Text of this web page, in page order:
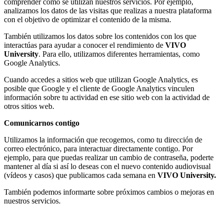
comprender cómo se utilizan nuestros servicios. Por ejemplo,
analizamos los datos de las visitas que realizas a nuestra plataforma
con el objetivo de optimizar el contenido de la misma.
También utilizamos los datos sobre los contenidos con los que
interactúas para ayudar a conocer el rendimiento de VIVO
University. Para ello, utilizamos diferentes herramientas, como
Google Analytics.
Cuando accedes a sitios web que utilizan Google Analytics, es
posible que Google y el cliente de Google Analytics vinculen
información sobre tu actividad en ese sitio web con la actividad de
otros sitios web.
Comunicarnos contigo
Utilizamos la información que recogemos, como tu dirección de
correo electrónico, para interactuar directamente contigo. Por
ejemplo, para que puedas realizar un cambio de contraseña, poderte
mantener al día si así lo deseas con el nuevo contenido audiovisual
(vídeos y casos) que publicamos cada semana en VIVO University.
También podemos informarte sobre próximos cambios o mejoras en
nuestros servicios.